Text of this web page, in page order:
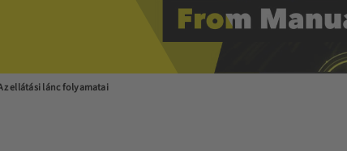
ellátási lánc folyamatai